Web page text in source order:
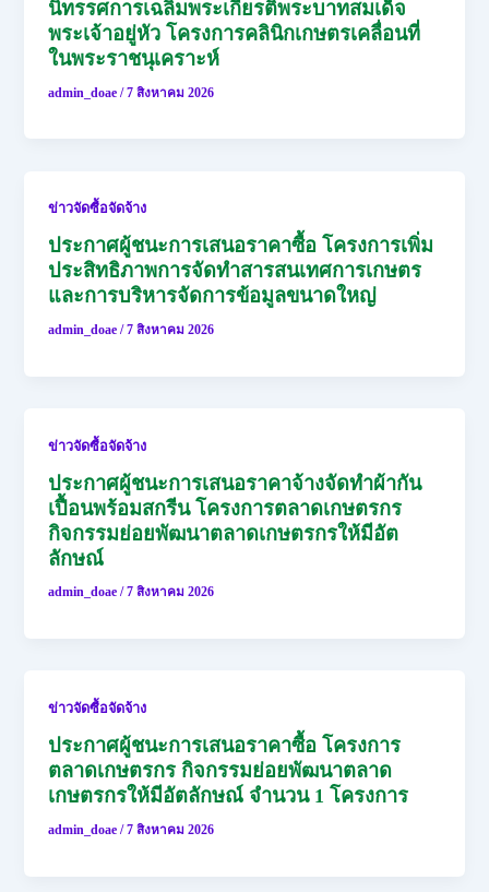
นิทรรศการเฉลิมพระเกียรติพระบาทสมเด็จ
พระเจ้าอยู่หัว โครงการคลินิกเกษตรเคลื่อนที่
ในพระราชนุเคราะห์
admin_doae/7 สิงหาคม 2026
ข่าวจัดซื้อจัดจ้าง
ประกาศผู้ชนะการเสนอราคาซื้อ โครงการเพิ่ม
ประสิทธิภาพการจัดทำสารสนเทศการเกษตร
และการบริหารจัดการข้อมูลขนาดใหญ่
admin_doae/7 สิงหาคม 2026
ข่าวจัดซื้อจัดจ้าง
ประกาศผู้ชนะการเสนอราคาจ้างจัดทำผ้ากัน
เปื้อนพร้อมสกรีน โครงการตลาดเกษตรกร
กิจกรรมย่อยพัฒนาตลาดเกษตรกรให้มีอัต
ลักษณ์
admin_doae/7 สิงหาคม 2026
ข่าวจัดซื้อจัดจ้าง
ประกาศผู้ชนะการเสนอราคาซื้อ โครงการ
ตลาดเกษตรกร กิจกรรมย่อยพัฒนาตลาด
เกษตรกรให้มีอัตลักษณ์ จำนวน 1 โครงการ
admin_doae/7 สิงหาคม 2026